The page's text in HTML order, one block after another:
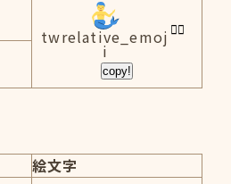
twrelative_emoj
i
copy!
絵文字